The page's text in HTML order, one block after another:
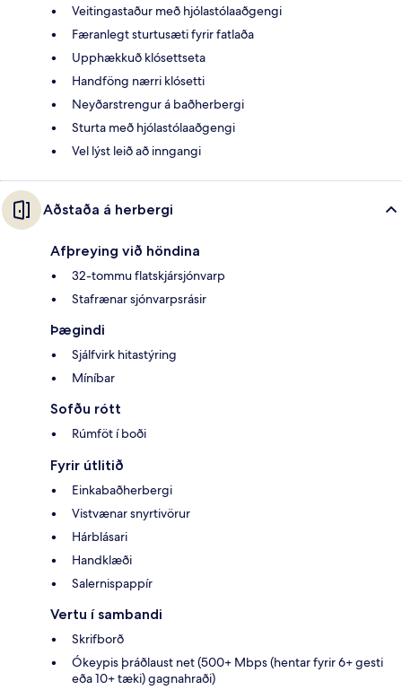
Veitingastaður með hjólastólaaðgengi
Færanlegt sturtusæti fyrir fatlaða
Upphækkuð klósettseta
Handföng nærri klósetti
Neyðarstrengur á baðherbergi
Sturta með hjólastólaaðgengi
Vel lýst leið að inngangi
Aðstaða á herbergi
Afþreying við höndina
32-tommu flatskjársjónvarp
Stafrænar sjónvarpsrásir
Þægindi
Sjálfvirk hitastýring
Míníbar
Sofðu rótt
Rúmföt í boði
Fyrir útlitið
Einkabaðherbergi
Vistvænar snyrtivörur
Hárblásari
Handklæði
Salernispappír
Vertu í sambandi
Skrifborð
Ókeypis þráðlaust net (500+ Mbps (hentar fyrir 6+ gesti
eða 10+ tæki) gagnahraði)